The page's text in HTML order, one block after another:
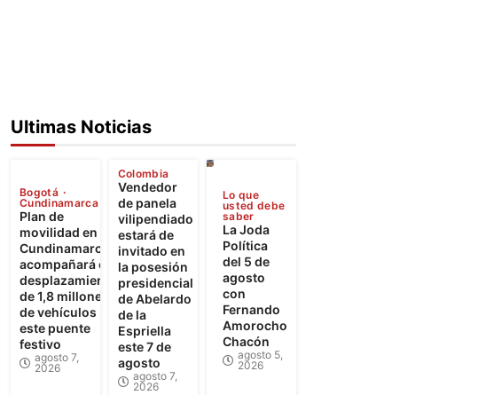
Ultimas Noticias
Bogotá
Cundinamarca
Plan de
movilidad en
Cundinamarca
acompañará el
desplazamiento
de 1,8 millones
de vehículos
este puente
festivo
agosto 7,
2026
Colombia
Vendedor
de panela
vilipendiado
estará de
invitado en
la posesión
presidencial
de Abelardo
de la
Espriella
este 7 de
agosto
agosto 7,
2026
Lo que
usted debe
saber
La Joda
Política
del 5 de
agosto
con
Fernando
Amorocho
Chacón
agosto 5,
2026